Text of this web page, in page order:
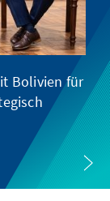
Bolivien für